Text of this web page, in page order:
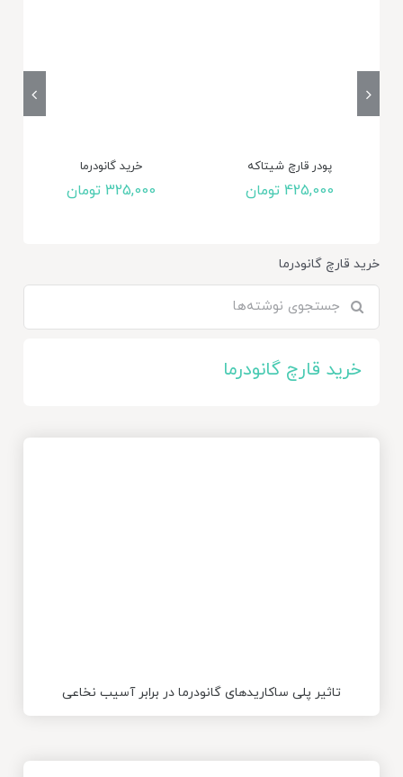
پودر قارچ شیتاکه
425,000 تومان
خرید گانودرما
325,000 تومان
خرید قارچ گانودرما
برای:
خرید قارچ گانودرما
تاثیر پلی­ ساکاریدهای گانودرما در برابر آسیب نخاعی